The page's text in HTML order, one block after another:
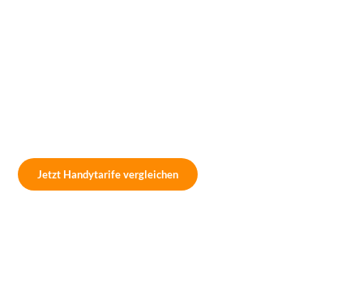
Jetzt Handytarife vergleichen